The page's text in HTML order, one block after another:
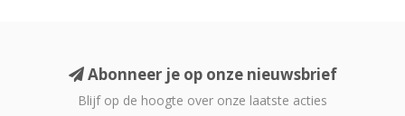
Abonneer je op onze nieuwsbrief
Blijf op de hoogte over onze laatste acties